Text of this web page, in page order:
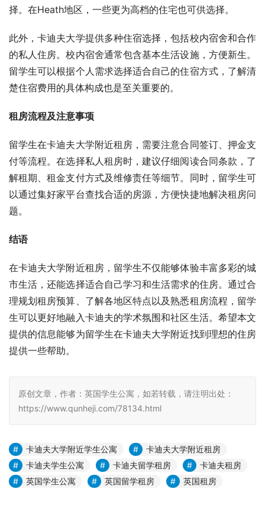
择。在Heath地区，一些更为高档的住宅也可供选择。
此外，卡迪夫大学提供多种住宿选择，包括校内宿舍和合作
的私人住房。校内宿舍通常包含基本生活设施，方便新生。
留学生可以根据个人需求选择适合自己的住宿方式，了解清
楚住宿费用的具体构成也是至关重要的。
租房流程及注意事项
留学生在卡迪夫大学附近租房，需要注意合同签订、押金支
付等流程。在选择私人租房时，建议仔细阅读合同条款，了
解租期、租金支付方式及维修责任等细节。同时，留学生可
以通过集好家平台查找合适的房源，方便快捷地解决租房问
题。
结语
在卡迪夫大学附近租房，留学生不仅能够体验丰富多彩的城
市生活，还能选择适合自己学习和生活需求的住房。通过合
理规划租房预算、了解各地区特点以及熟悉租房流程，留学
生可以更好地融入卡迪夫的学术氛围和社区生活。希望本文
提供的信息能够为留学生在卡迪夫大学附近找到理想的住房
提供一些帮助。
原创文章，作者：英国学生公寓，如若转载，请注明出处：
https://www.qunheji.com/78134.html
卡迪夫大学附近学生公寓
卡迪夫大学附近租房
卡迪夫学生公寓
卡迪夫留学租房
卡迪夫租房
英国学生公寓
英国留学租房 英国租房